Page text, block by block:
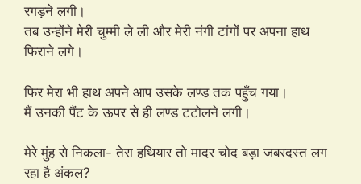
रगड़ने लगी।
तब उन्होंने मेरी चुम्मी ले ली और मेरी नंगी टांगों पर अपना हाथ
फिराने लगे।
फिर मेरा भी हाथ अपने आप उसके लण्ड तक पहुँच गया।
मैं उनकी पैंट के ऊपर से ही लण्ड टटोलने लगी।
मेरे मुंह से निकला- तेरा हथियार तो मादर चोद बड़ा जबरदस्त लग
रहा है अंकल?